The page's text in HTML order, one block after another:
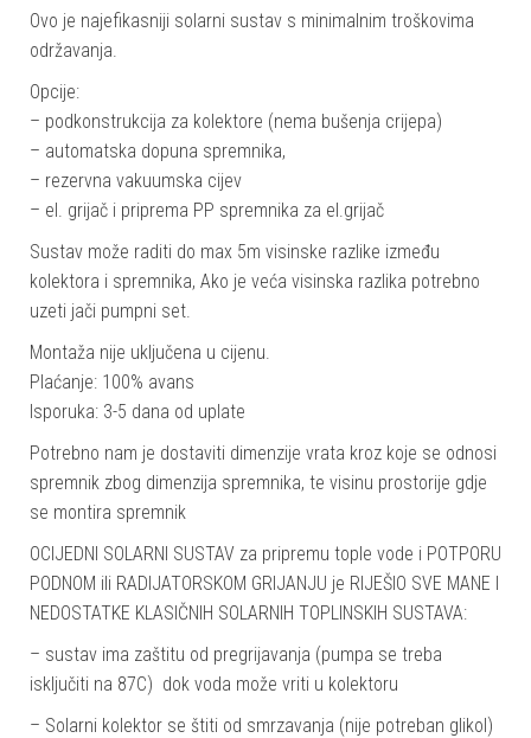
Ovo je najefikasniji solarni sustav s minimalnim troškovima
održavanja.
Opcije:
– podkonstrukcija za kolektore (nema bušenja crijepa)
– automatska dopuna spremnika,
– rezervna vakuumska cijev
– el. grijač i priprema PP spremnika za el.grijač
Sustav može raditi do max 5m visinske razlike između
kolektora i spremnika, Ako je veća visinska razlika potrebno
uzeti jači pumpni set.
Montaža nije uključena u cijenu.
Plaćanje: 100% avans
Isporuka: 3-5 dana od uplate
Potrebno nam je dostaviti dimenzije vrata kroz koje se odnosi
spremnik zbog dimenzija spremnika, te visinu prostorije gdje
se montira spremnik
OCIJEDNI SOLARNI SUSTAV za pripremu tople vode i POTPORU
PODNOM ili RADIJATORSKOM GRIJANJU je RIJEŠIO SVE MANE I
NEDOSTATKE KLASIČNIH SOLARNIH TOPLINSKIH SUSTAVA:
– sustav ima zaštitu od pregrijavanja (pumpa se treba
isključiti na 87C) dok voda može vriti u kolektoru
– Solarni kolektor se štiti od smrzavanja (nije potreban glikol)